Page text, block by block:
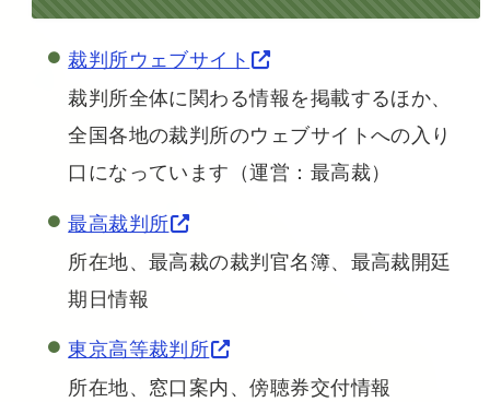
裁判所ウェブサイト
裁判所全体に関わる情報を掲載するほか、
全国各地の裁判所のウェブサイトへの入り
口になっています（運営：最高裁）
最高裁判所
所在地、最高裁の裁判官名簿、最高裁開廷
期日情報
東京高等裁判所
所在地、窓口案内、傍聴券交付情報